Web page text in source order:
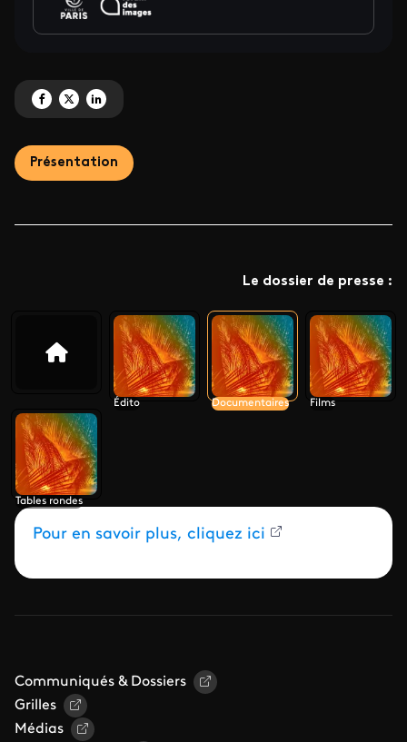
Partagez 'DEMAIN' sur Facebook
Partagez 'DEMAIN' sur X
Partagez 'DEMAIN' sur LinkedIn
Présentation
Le dossier de presse :
Édito Documentaires Films
Tables rondes
Pour en savoir plus, cliquez ici
Communiqués & Dossiers
Grilles
Médias